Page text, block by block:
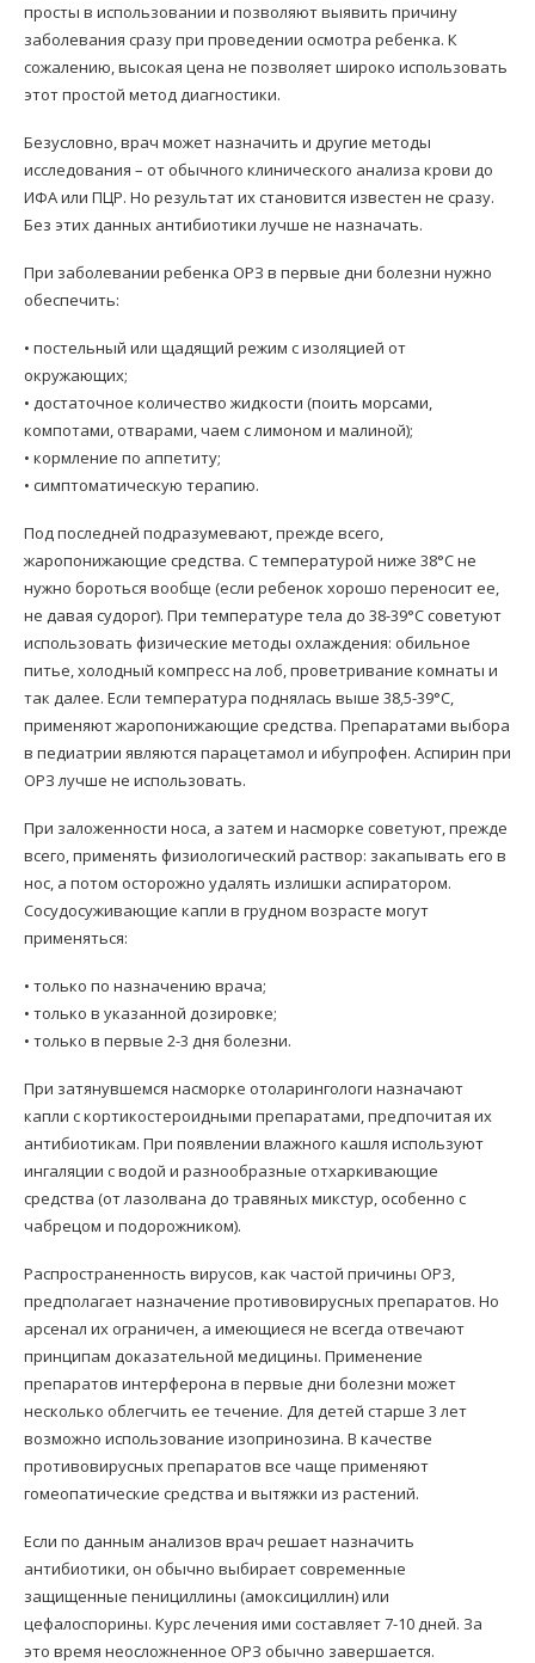
просты в использовании и позволяют выявить причину
заболевания сразу при проведении осмотра ребенка. К
сожалению, высокая цена не позволяет широко использовать
этот простой метод диагностики.
Безусловно, врач может назначить и другие методы
исследования – от обычного клинического анализа крови до
ИФА или ПЦР. Но результат их становится известен не сразу.
Без этих данных антибиотики лучше не назначать.
При заболевании ребенка ОРЗ в первые дни болезни нужно
обеспечить:
• постельный или щадящий режим с изоляцией от
окружающих;
• достаточное количество жидкости (поить морсами,
компотами, отварами, чаем с лимоном и малиной);
• кормление по аппетиту;
• симптоматическую терапию.
Под последней подразумевают, прежде всего,
жаропонижающие средства. С температурой ниже 38°С не
нужно бороться вообще (если ребенок хорошо переносит ее,
не давая судорог). При температуре тела до 38-39°С советуют
использовать физические методы охлаждения: обильное
питье, холодный компресс на лоб, проветривание комнаты и
так далее. Если температура поднялась выше 38,5-39°С,
применяют жаропонижающие средства. Препаратами выбора
в педиатрии являются парацетамол и ибупрофен. Аспирин при
ОРЗ лучше не использовать.
При заложенности носа, а затем и насморке советуют, прежде
всего, применять физиологический раствор: закапывать его в
нос, а потом осторожно удалять излишки аспиратором.
Сосудосуживающие капли в грудном возрасте могут
применяться:
• только по назначению врача;
• только в указанной дозировке;
• только в первые 2-3 дня болезни.
При затянувшемся насморке отоларингологи назначают
капли с кортикостероидными препаратами, предпочитая их
антибиотикам. При появлении влажного кашля используют
ингаляции с водой и разнообразные отхаркивающие
средства (от лазолвана до травяных микстур, особенно с
чабрецом и подорожником).
Распространенность вирусов, как частой причины ОРЗ,
предполагает назначение противовирусных препаратов. Но
арсенал их ограничен, а имеющиеся не всегда отвечают
принципам доказательной медицины. Применение
препаратов интерферона в первые дни болезни может
несколько облегчить ее течение. Для детей старше 3 лет
возможно использование изопринозина. В качестве
противовирусных препаратов все чаще применяют
гомеопатические средства и вытяжки из растений.
Если по данным анализов врач решает назначить
антибиотики, он обычно выбирает современные
защищенные пенициллины (амоксициллин) или
цефалоспорины. Курс лечения ими составляет 7-10 дней. За
это время неосложненное ОРЗ обычно завершается.